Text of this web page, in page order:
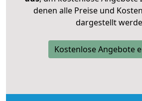
denen alle Preise und
dargestellt
Kostenlose Angebote